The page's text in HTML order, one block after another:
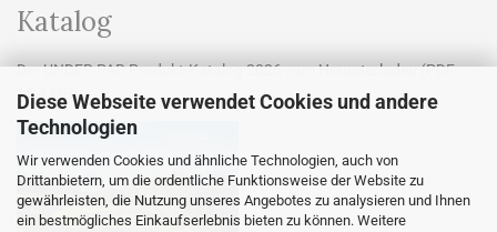
Diese Webseite verwendet Cookies und andere
Technologien
Wir verwenden Cookies und ähnliche Technologien, auch von
Drittanbietern, um die ordentliche Funktionsweise der Website zu
gewährleisten, die Nutzung unseres Angebotes zu analysieren und Ihnen
ein bestmögliches Einkaufserlebnis bieten zu können. Weitere
Katalog
Der UNDER PAR Produkt-Katalog 2026 zumHerunterladen(PDF:
15,4 MB).